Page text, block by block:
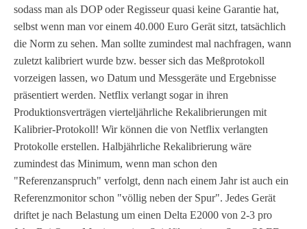
sodass man als DOP oder Regisseur quasi keine Garantie hat,
selbst wenn man vor einem 40.000 Euro Gerät sitzt, tatsächlich
die Norm zu sehen. Man sollte zumindest mal nachfragen, wann
zuletzt kalibriert wurde bzw. besser sich das Meßprotokoll
vorzeigen lassen, wo Datum und Messgeräte und Ergebnisse
präsentiert werden. Netflix verlangt sogar in ihren
Produktionsverträgen vierteljährliche Rekalibrierungen mit
Kalibrier-Protokoll! Wir können die von Netflix verlangten
Protokolle erstellen. Halbjährliche Rekalibrierung wäre
zumindest das Minimum, wenn man schon den
"Referenzanspruch" verfolgt, denn nach einem Jahr ist auch ein
Referenzmonitor schon "völlig neben der Spur". Jedes Gerät
driftet je nach Belastung um einen Delta E2000 von 2-3 pro